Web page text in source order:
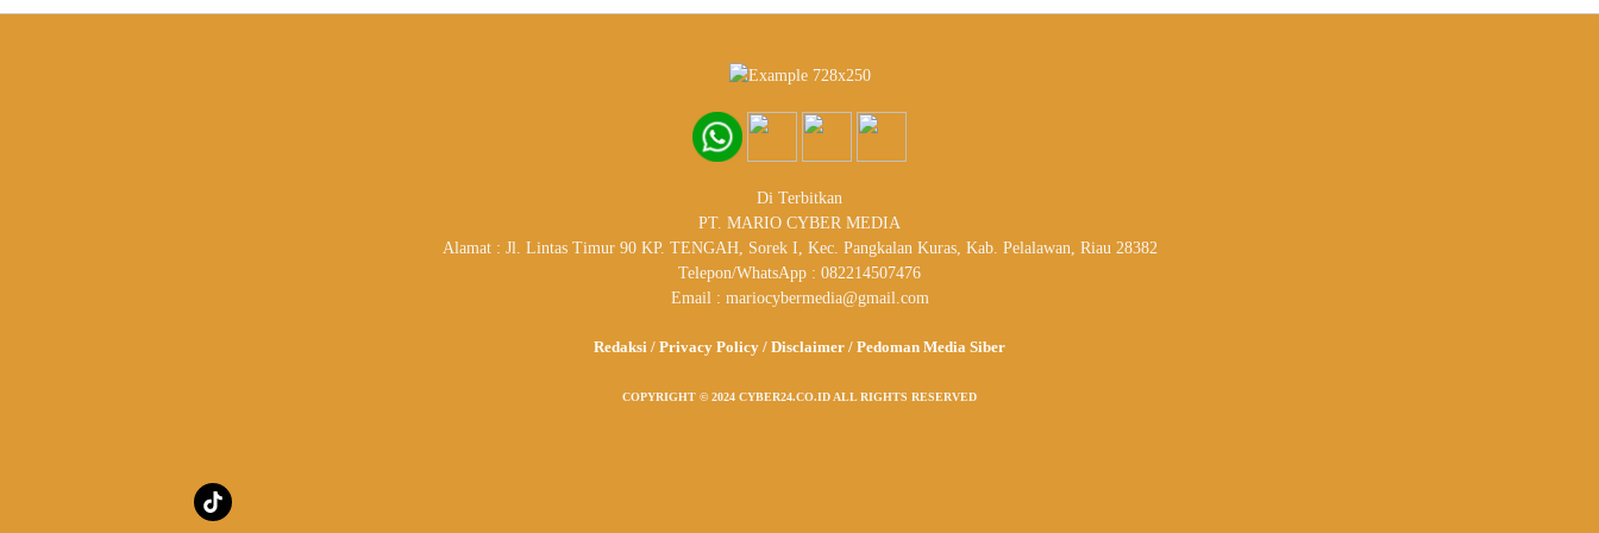
Di Terbitkan
PT. MARIO CYBER MEDIA
Alamat : Jl. Lintas Timur 90 KP. TENGAH, Sorek I, Kec. Pangkalan Kuras, Kab. Pelalawan, Riau 28382
Telepon/WhatsApp : 082214507476
Email : mariocybermedia@gmail.com
Redaksi / Privacy Policy / Disclaimer / Pedoman Media Siber
COPYRIGHT © 2024 CYBER24.CO.ID ALL RIGHTS RESERVED